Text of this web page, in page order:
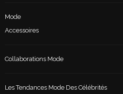
Mode
Accessoires
Collaborations Mode
Les Tendances Mode Des Célébrités